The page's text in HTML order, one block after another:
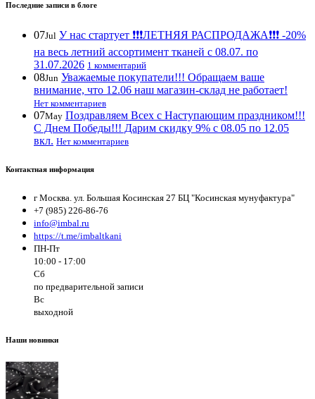
Последние записи в блоге
07Jul У нас стартует ❗️❗️❗️ЛЕТНЯЯ РАСПРОДАЖА❗️❗️❗️ -20%
на весь летний ассортимент тканей с 08.07. по
31.07.2026 1 комментарий
08Jun Уважаемые покупатели!!! Обращаем ваше
внимание, что 12.06 наш магазин-склад не работает!
Нет комментариев
07May Поздравляем Всех с Наступающим праздником!!!
С Днем Победы!!! Дарим скидку 9% с 08.05 по 12.05
вкл. Нет комментариев
Контактная информация
г Москва. ул. Большая Косинская 27 БЦ "Косинская мунуфактура"
+7 (985) 226-86-76
info@imbal.ru
https://t.me/imbaltkani
ПН-Пт
10:00 - 17:00
Сб
по предварительной записи
Вс
выходной
Наши новинки